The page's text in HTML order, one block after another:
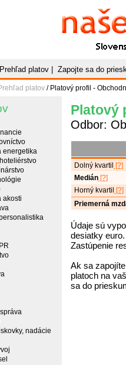
Naše
Slovenský
Prehľad platov Zapojte sa do
platov / Platový profil -
energetika
akosti
nadácie
Platový
Odbor:
Dolný kvartil
[?]
Medián[?]
Horný kvartil
[?]
Priemerná
Údaje sú
desiatky euro.
Zastúpenie
Ak sa
platoch na
sa do